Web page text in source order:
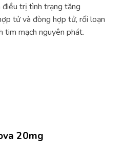
trị tình trạng tăng
tử và đòng hợp tử, rối loạn
tim mạch nguyên phát.
20mg